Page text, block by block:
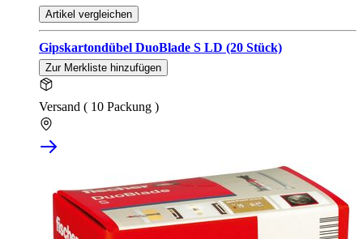
Artikel vergleichen
Gipskartondübel DuoBlade S LD (20 Stück)
Zur Merkliste hinzufügen
Versand ( 10 Packung )